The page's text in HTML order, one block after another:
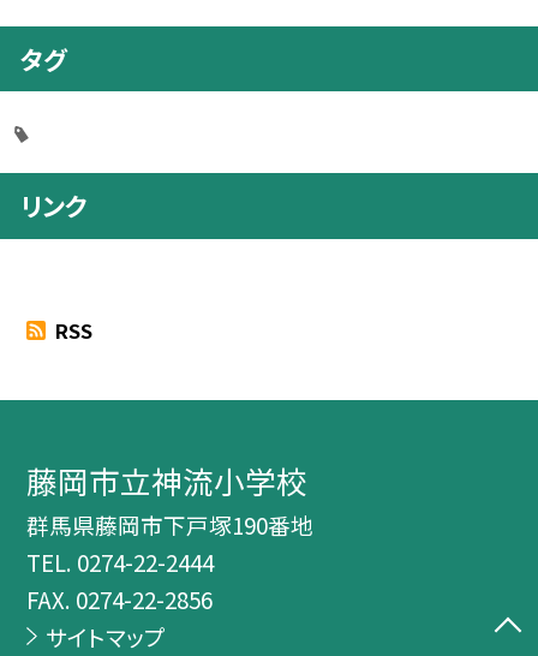
タグ
リンク
RSS
藤岡市立神流小学校
群馬県藤岡市下戸塚190番地
TEL. 0274-22-2444
FAX. 0274-22-2856
サイトマップ